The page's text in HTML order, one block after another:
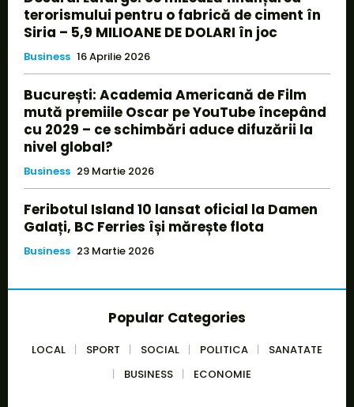
terorismului pentru o fabrică de ciment în
Siria – 5,9 MILIOANE DE DOLARI în joc
Business 16 Aprilie 2026
București: Academia Americană de Film
mută premiile Oscar pe YouTube începând
cu 2029 – ce schimbări aduce difuzării la
nivel global?
Business 29 Martie 2026
Feribotul Island 10 lansat oficial la Damen
Galați, BC Ferries își mărește flota
Business 23 Martie 2026
Popular Categories
LOCAL SPORT SOCIAL POLITICA
SANATATE
BUSINESS
ECONOMIE